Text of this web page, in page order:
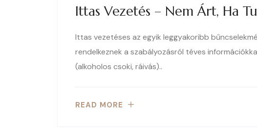
Ittas Vezetés – Nem Árt, Ha
Ittas vezetéses az egyik leggyakoribb
rendelkeznek a szabályozásról téves
(alkoholos csoki, ráivás)..
READ MORE